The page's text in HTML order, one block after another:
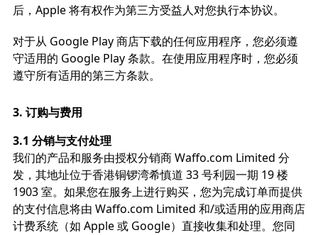
后，Apple 将有权作为第三方受益人对您执行本协议。
对于从 Google Play 商店下载的任何应用程序，您必须遵
守适用的 Google Play 条款。在使用应用程序时，您必须
遵守所有适用的第三方条款。
3. 订购与费用
3.1 分销与支付处理
我们的产品和服务由授权分销商 Waffo.com Limited 分
发，其地址位于香港铜锣湾希慎道 33 号利园一期 19 楼
1903 室。如果您在服务上进行购买，您为完成订单而提供
的支付信息将由 Waffo.com Limited 和/或适用的应用商店
计费系统（如 Apple 或 Google）直接收集和处理。您同